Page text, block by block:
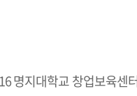
명지대학교 창업보육센